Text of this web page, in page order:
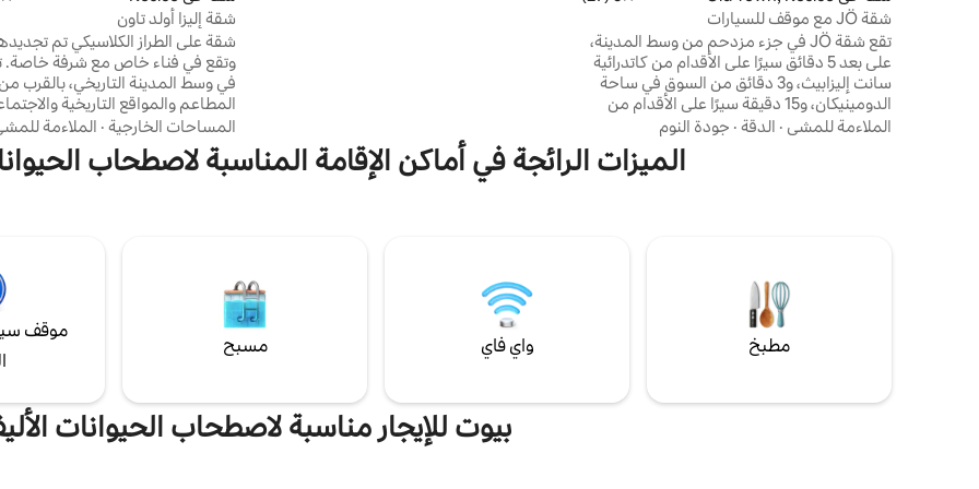
شقة JÖ مع موقف للسيارات
تقع شقة JÖ في جزء مزدحم من وسط المدينة،
على بعد 5 دقائق سيرًا على الأقدام من كاتدرائية
سانت إليزابيث، و3 دقائق من السوق في ساحة
الدومينيكان، و15 دقيقة سيرًا على الأقدام من
دقيقة سيرًا على الأقدام من ساحة ستيل أرينا.
يمكن للضيوف استخدام الواي فاي المجاني
الملاءمة للمشي · الدقة · جودة النوم
شقة إليزا أولد تاون
شقة على الطراز الكلاسيكي تم
في وسط المدينة التاريخي، بالقرب
المطاعم والمواقع التاريخية
الطعام في الشوارع
مباشرة من الكاتدرائية ومراكز
المساحات الخارجية · الملاءمة
الميزات الرائجة في أماكن الإقامة المناسبة لاصطحاب
مطبخ واي فاي مسبح
موقف
بيوت للإيجار مناسبة لاصطحاب الحيوانات